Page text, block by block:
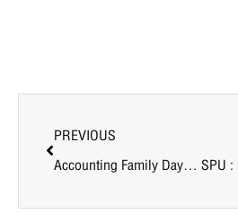
PREVIOUS
Accounting Family Day จากใจถึงใจ เพราะเราเป็นศรีปทุม